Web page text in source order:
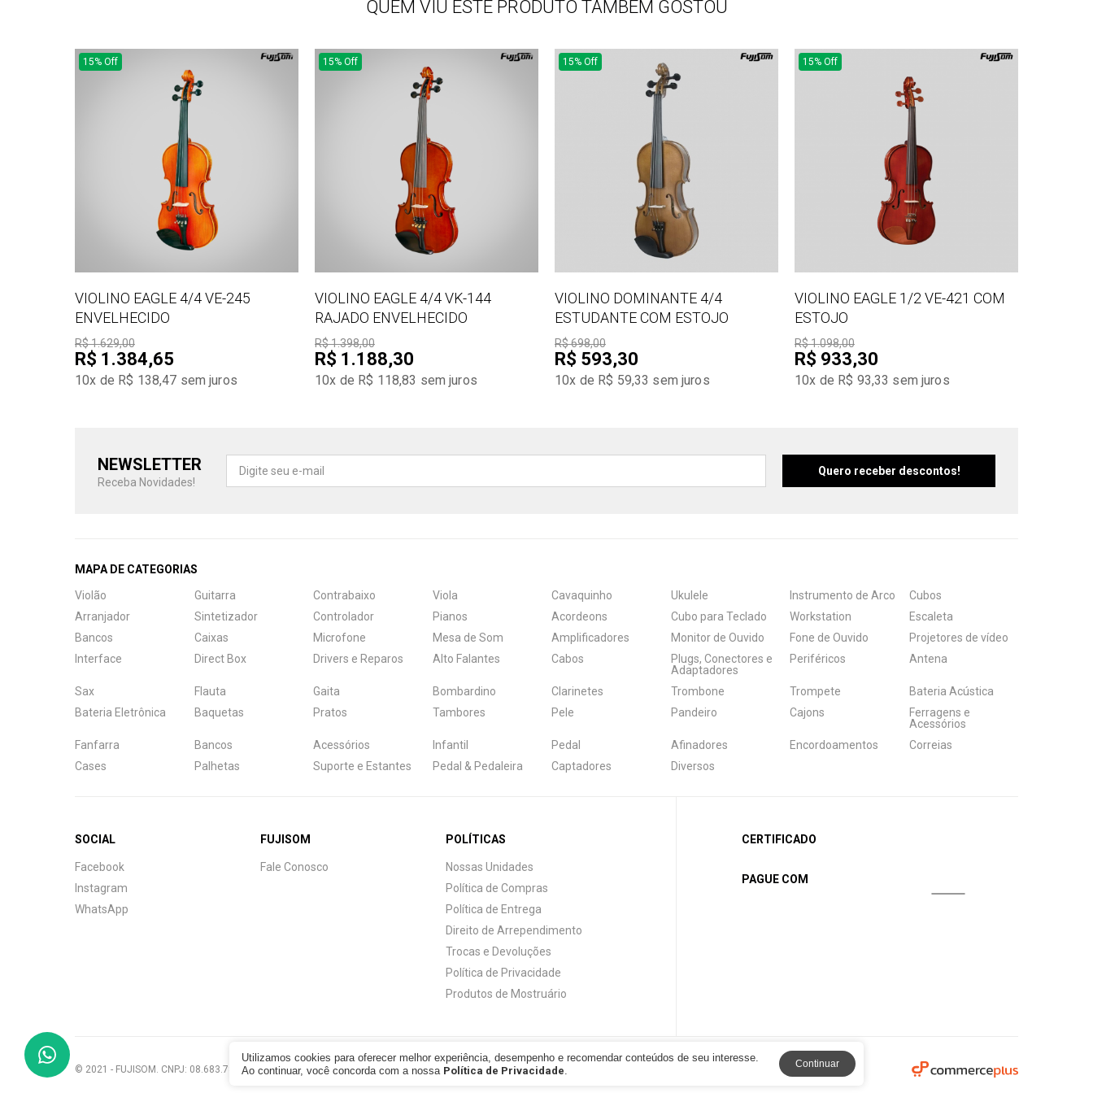
QUEM VIU ESTE PRODUTO TAMBÉM GOSTOU
15% Off
VIOLINO EAGLE 4/4 VE-245
ENVELHECIDO
R$ 1.629,00
R$ 1.384,65
10x de R$ 138,47 sem juros
15% Off
VIOLINO EAGLE 4/4 VK-144
RAJADO ENVELHECIDO
R$ 1.398,00
R$ 1.188,30
10x de R$ 118,83 sem juros
15% Off
VIOLINO DOMINANTE 4/4
ESTUDANTE COM ESTOJO
R$ 698,00
R$ 593,30
10x de R$ 59,33 sem juros
15% Off
VIOLINO EAGLE 1/2 VE-421 COM
ESTOJO
R$ 1.098,00
R$ 933,30
10x de R$ 93,33 sem juros
NEWSLETTER
Receba Novidades!
MAPA DE CATEGORIAS
Violão
Guitarra Contrabaixo Viola Cavaquinho Ukulele Instrumento de Arco
Cubos
Arranjador
Sintetizador Controlador Pianos Acordeons Cubo para Teclado Workstation
Escaleta
Bancos
Caixas Microfone Mesa de Som Amplificadores Monitor de Ouvido Fone de Ouvido
Projetores de vídeo
Interface
Direct Box Drivers e Reparos Alto Falantes Cabos
Plugs, Conectores e
Adaptadores
Periféricos Antena
Sax Flauta Gaita Bombardino Clarinetes Trombone Trompete
Bateria Acústica
Bateria Eletrônica
Baquetas Pratos Tambores Pele Pandeiro Cajons
Ferragens e
Acessórios
Fanfarra
Bancos Acessórios Infantil Pedal Afinadores Encordoamentos
Correias
Cases
Palhetas Suporte e Estantes Pedal & Pedaleira Captadores Diversos
SOCIAL
Facebook
Instagram
WhatsApp
FUJISOM
Fale Conosco
POLÍTICAS
Nossas Unidades
Política de Compras
Política de Entrega
Direito de Arrependimento
Trocas e Devoluções
Política de Privacidade
Produtos de Mostruário
CERTIFICADO
PAGUE COM
© 2021 - FUJISOM. CNPJ: 08.683.782/0001-12. Todos os direitos reservados.
Central de Ajuda
Fale com a gente
Utilizamos cookies para oferecer melhor experiência, desempenho e recomendar conteúdos de seu interesse.
Ao continuar, você concorda com a nossa Política de Privacidade.
Continuar